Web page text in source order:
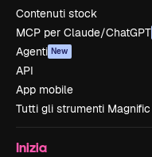
Contenuti stock
MCP per Claude/ChatGPT
Agenti New
API
App mobile
Tutti gli strumenti Magnific
Inizia